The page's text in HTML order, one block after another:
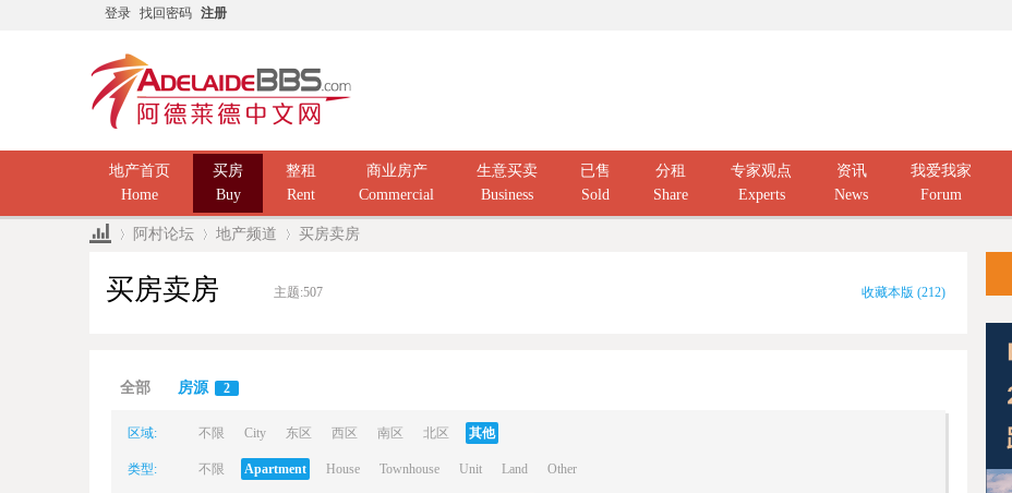
登录 找回密码 注册
地产首页
Home
买房
Buy
整租
Rent
商业房产
Commercial
生意买卖
Business
已售
Sold
分租
Share
专家观点
Experts
资讯
News
我爱我家
Forum
阿村论坛 地产频道 买房卖房
买房卖房 主题:507 收藏本版 (212)
全部 房源 2
区域: 不限 City 东区 西区 南区 北区 其他
类型: 不限 Apartment House Townhouse Unit Land Other